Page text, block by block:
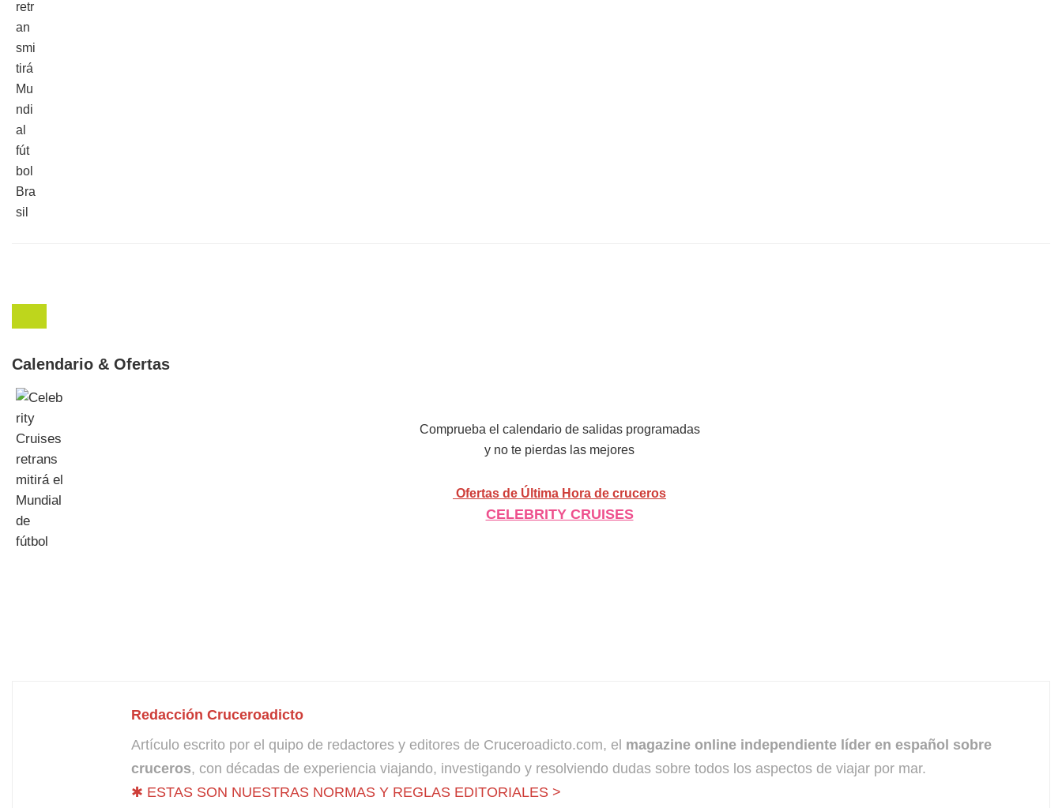
Calendario & Ofertas
Comprueba el calendario de salidas programadas
y no te pierdas las mejores
Ofertas de Última Hora de cruceros
CELEBRITY CRUISES
Redacción Cruceroadicto
Artículo escrito por el quipo de redactores y editores de Cruceroadicto.com, el magazine online independiente líder en español sobre
cruceros, con décadas de experiencia viajando, investigando y resolviendo dudas sobre todos los aspectos de viajar por mar.
✱ ESTAS SON NUESTRAS NORMAS Y REGLAS EDITORIALES >